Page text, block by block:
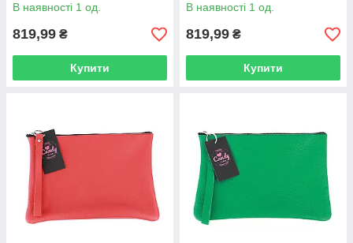
В наявності 1 од.
819,99 ₴
Купити
В наявності 1 од.
819,99 ₴
Купити